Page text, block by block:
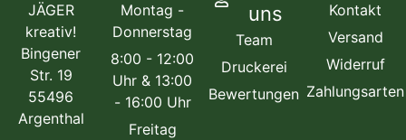
JÄGER
kreativ!
Bingener
Str. 19
55496
Argenthal
Montag -
Donnerstag
8:00 - 12:00
Uhr & 13:00
- 16:00 Uhr
Freitag
uns
Team
Druckerei
Bewertungen
Kontakt
Versand
Widerruf
Zahlungsarten